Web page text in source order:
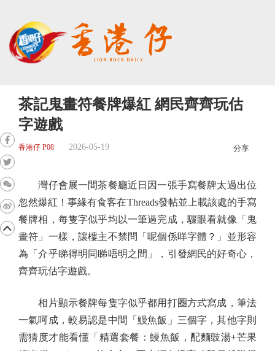
茶記鬼畫符餐牌爆紅 網民齊齊玩估
字遊戲
香港仔 P08 2026-05-19 分享
灣仔會展一間茶餐廳近日因一張手寫餐牌太過出位
忽然爆紅！事緣有食客在Threads發帖並上載該處的手寫
餐牌相，每隻字似乎均以一筆過完成，驟眼看就像「鬼
畫符」一樣，讓樓主不禁問「呢個係咩字體？」並形容
為「介乎睇得明同睇唔明之間」，引發網民的好奇心，
齊齊玩估字遊戲。
相片顯示餐牌每隻字似乎都用打圈方式寫成，筆法
一氣呵成，較易認是中間「鰻魚飯」三個字，其他字則
需猜度才能看懂「精選套餐：鰻魚飯，配麵豉湯+芒果